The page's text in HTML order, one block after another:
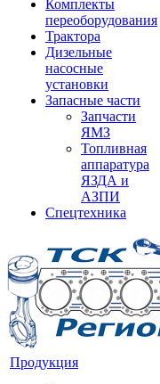
Комплекты
переоборудования
Трактора
Дизельные
насосные
установки
Запасные части
Запчасти
ЯМЗ
Топливная
аппаратура
ЯЗДА и
АЗПИ
Спецтехника
Продукция